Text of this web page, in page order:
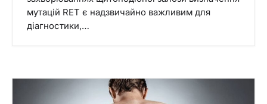
мутацій RET є надзвичайно важливим для
діагностики,…